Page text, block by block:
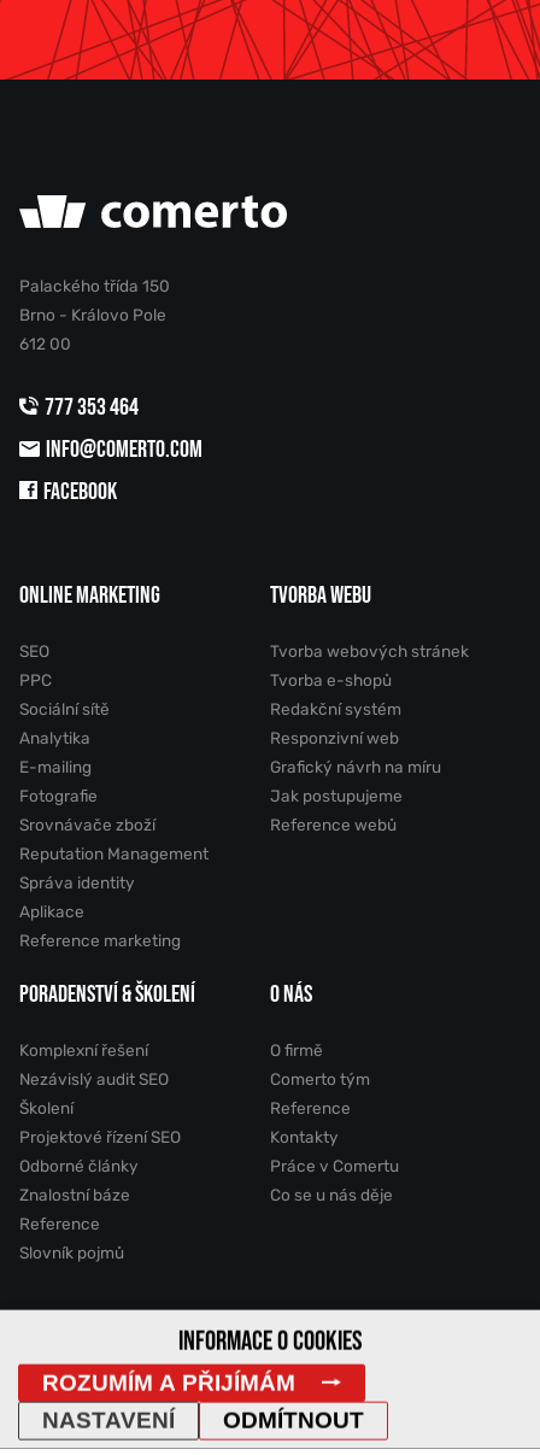
Palackého třída 150
Brno - Královo Pole
612 00
777 353 464
INFO@COMERTO.COM
FACEBOOK
ONLINE MARKETING
SEO
PPC
Sociální sítě
Analytika
E-mailing
Fotografie
Srovnávače zboží
Reputation Management
Správa identity
Aplikace
Reference marketing
TVORBA WEBU
Tvorba webových stránek
Tvorba e-shopů
Redakční systém
Responzivní web
Grafický návrh na míru
Jak postupujeme
Reference webů
PORADENSTVÍ & ŠKOLENÍ
Komplexní řešení
Nezávislý audit SEO
Školení
Projektové řízení SEO
Odborné články
Znalostní báze
Reference
Slovník pojmů
O NÁS
O firmě
Comerto tým
Reference
Kontakty
Práce v Comertu
Co se u nás děje
2011 - 2026 © Comerto, s.r.o.
Mapa stránek GDPR Cookies Vyhledávání
IP Adresa
INFORMACE O COOKIES
ROZUMÍM A PŘIJÍMÁM
ODMÍTNOUT
NASTAVENÍ